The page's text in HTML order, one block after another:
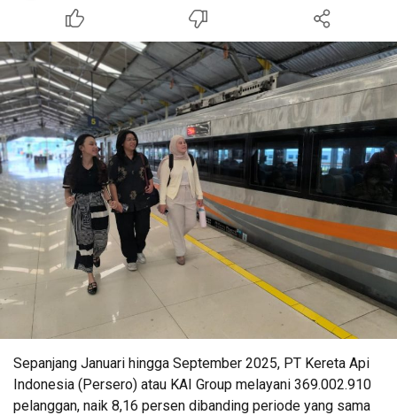
Sepanjang Januari hingga September 2025, PT Kereta Api
Indonesia (Persero) atau KAI Group melayani 369.002.910
pelanggan, naik 8,16 persen dibanding periode yang sama